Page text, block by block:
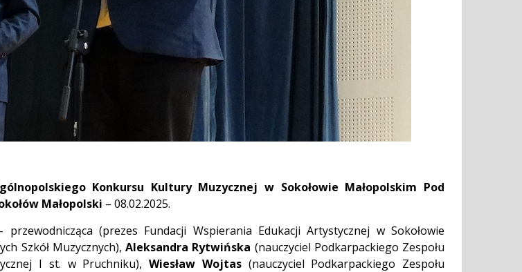
Konkursu Kultury Muzycznej w Sokołowie Małopolskim Pod
Małopolski – 08.02.2025.
przewodnicząca (prezes Fundacji Wspierania Edukacji Artystycznej w Sokołowie
Szkół Muzycznych), Aleksandra Rytwińska (nauczyciel Podkarpackiego Zespołu
I st. w Pruchniku),Wiesław Wojtas(nauczyciel Podkarpackiego Zespołu